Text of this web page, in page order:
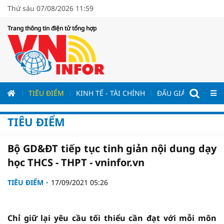
Thứ sáu 07/08/2026 11:59
Trang thông tin điện tử tổng hợp
TIÊU ĐIỂM KINH TẾ - TÀI CHÍNH ĐẤU GIÁ - ĐẤU
TIÊU ĐIỂM
Bộ GD&ĐT tiếp tục tinh giản nội dung dạy
học THCS - THPT - vninfor.vn
TIÊU ĐIỂM 17/09/2021 05:26
Chỉ giữ lại yêu cầu tối thiểu cần đạt với mỗi môn